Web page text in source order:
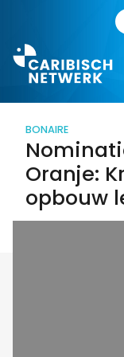
BONAIRE
Oranje:
opbouw